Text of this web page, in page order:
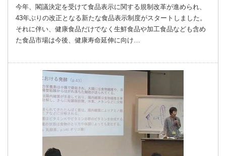
今年、閣議決定を受けて食品表示に関する規制改革が進められ、
43年ぶりの改正となる新たな食品表示制度がスタートしました。
それに伴い、健康食品だけでなく生鮮食品や加工食品なども含め
た食品市場は今後、健康寿命延伸に向け…